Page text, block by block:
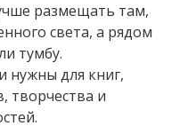
размещать там,
света, а рядом
тумбу.
нужны для книг,
творчества и